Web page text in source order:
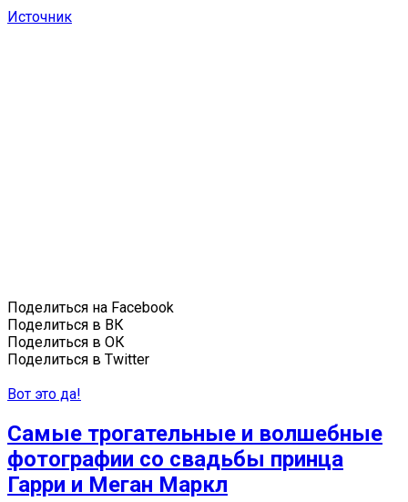
Источник
Поделиться на Facebook
Поделиться в ВК
Поделиться в ОК
Поделиться в Twitter
Вот это да!
Самые трогательные и волшебные
фотографии со свадьбы принца
Гарри и Меган Маркл